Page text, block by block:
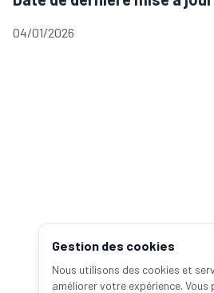
04/01/2026
Gestion des cookies
Nous utilisons des cookies et
améliorer votre expérience. Vous